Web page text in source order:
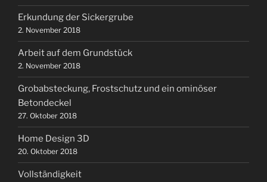
Erkundung der Sickergrube
2. November 2018
Arbeit auf dem Grundstück
2. November 2018
Grobabsteckung, Frostschutz und ein ominöser
Betondeckel
27. Oktober 2018
Home Design 3D
20. Oktober 2018
Vollständigkeit